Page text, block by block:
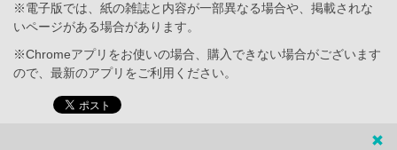
※電子版では、紙の雑誌と内容が一部異なる場合や、掲載されな
いページがある場合があります。
※Chromeアプリをお使いの場合、購入できない場合がございます
ので、最新のアプリをご利用ください。